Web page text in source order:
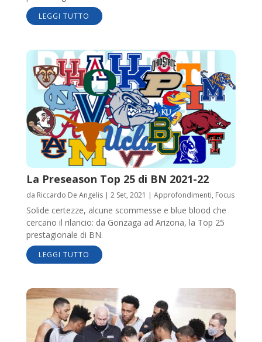
LEGGI TUTTO
La Preseason Top 25 di BN 2021-22
da Riccardo De Angelis| 2 Set, 2021 | Approfondimenti, Focus
Solide certezze, alcune scommesse e blue blood che
cercano il rilancio: da Gonzaga ad Arizona, la Top 25
prestagionale di BN.
LEGGI TUTTO